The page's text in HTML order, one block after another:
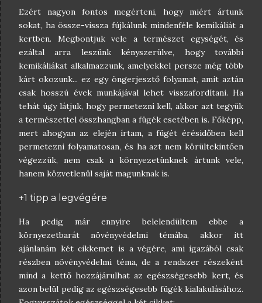
Ezért nagyon fontos megérteni, hogy miért ártunk
sokat, ha össze-vissza fújkálunk mindenféle kemikáliát a
kertben. Megbontjuk vele a természet egységét, és
ezáltal arra leszünk kényszerülve, hogy további
kemikáliákat alkalmazzunk, amelyekkel persze még több
kárt okozunk... ez egy öngerjesztő folyamat, amit aztán
csak hosszú évek munkájával lehet visszafordítani. Ha
tehát úgy látjuk, hogy permetezni kell, akkor azt tegyük
a természettel összhangban a fügék esetében is. Főképp,
mert ahogyan az elején írtam, a fügét érésidőben kell
permetezni folyamatosan, és ha azt nem körültekintően
végezzük, nem csak a környezetünknek ártunk vele,
hanem közvetlenül saját magunknak is.
+1 tipp a legvégére
Ha pedig már ennyire belelendültem ebbe a
környezetbarát növényvédelmi témába, akkor itt
ajánlanám két cikkemet is a végére, ami igazából csak
részben növényvédelmi téma, de a rendszer részeként
mind a kettő hozzájárulhat az egészségesebb kert, és
azon belül pedig az egészségesebb fügék kialakulásához.